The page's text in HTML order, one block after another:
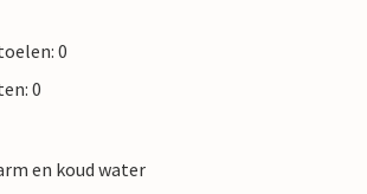
0
0
en koud water